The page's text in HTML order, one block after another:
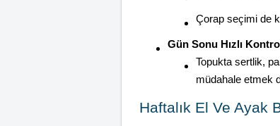
Çorap seçimi de
Gün Sonu Hızlı Kontrol
Topukta sertlik,
müdahale etmek
Haftalık El Ve Ayak